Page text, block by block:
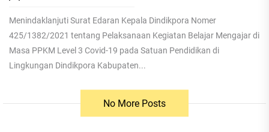
Menindaklanjuti Surat Edaran Kepala Dindikpora Nomer
425/1382/2021 tentang Pelaksanaan Kegiatan Belajar Mengajar di
Masa PPKM Level 3 Covid-19 pada Satuan Pendidikan di
Lingkungan Dindikpora Kabupaten...
No More Posts